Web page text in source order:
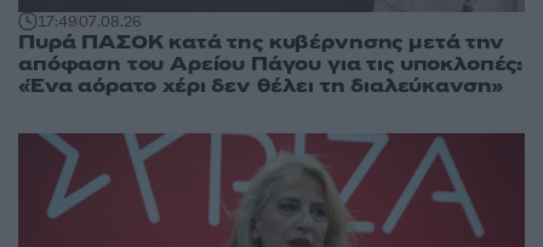
17:4907.08.26
Πυρά ΠΑΣΟΚ κατά της κυβέρνησης μετά την
απόφαση του Αρείου Πάγου για τις υποκλοπές:
«Ένα αόρατο χέρι δεν θέλει τη διαλεύκανση»